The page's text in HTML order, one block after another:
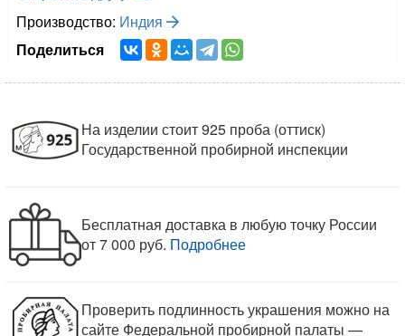
Производство: Индия
Поделиться
На изделии стоит 925 проба (оттиск)
Государственной пробирной инспекции
Бесплатная доставка в любую точку России
от 7 000 руб. Подробнее
Проверить подлинность украшения можно на
сайте Федеральной пробирной палаты —